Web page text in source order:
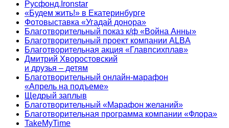
Русфонд.Ironstar
«Будем жить!» в Екатеринбурге
Фотовыставка «Угадай донора»
Благотворительный показ к/ф «Война Анны»
Благотворительный проект компании ALBA
Благотворительная акция «Главпсихплав»
Дмитрий Хворостовский
и друзья – детям
Благотворительный онлайн‑марафон
«Апрель на подъеме»
Щедрый заплыв
Благотворительный «Марафон желаний»
Благотворительная программа компании «Флора»
TakeMyTime